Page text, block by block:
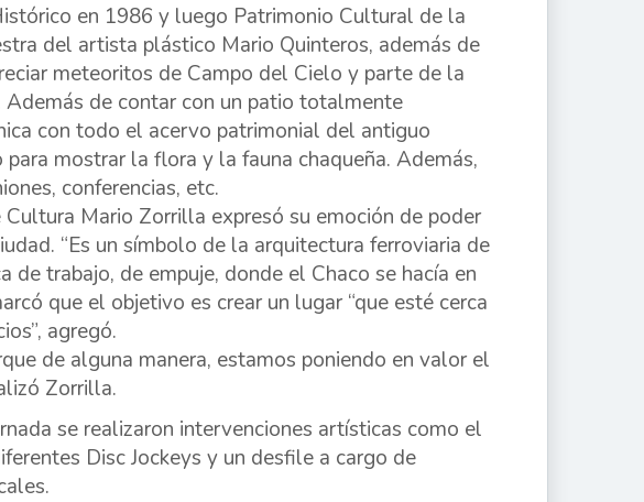
en 1986 y luego Patrimonio Cultural de la
del artista plástico Mario Quinteros, además de
meteoritos de Campo del Cielo y parte de la
de contar con un patio totalmente
con todo el acervo patrimonial del antiguo
mostrar la flora y la fauna chaqueña. Además,
conferencias, etc.
Mario Zorrilla expresó su emoción de poder
“Es un símbolo de la arquitectura ferroviaria de
de trabajo, de empuje, donde el Chaco se hacía en
que el objetivo es crear un lugar “que esté cerca
agregó.
de alguna manera, estamos poniendo en valor el
Zorrilla.
se realizaron intervenciones artísticas como el
Disc Jockeys y un desfile a cargo de